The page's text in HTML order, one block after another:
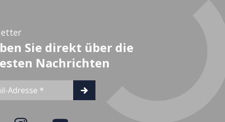
Sie direkt über die
Nachrichten